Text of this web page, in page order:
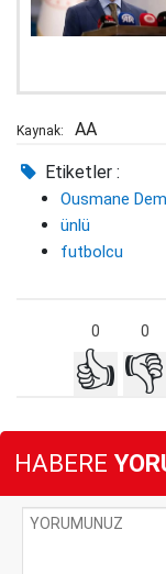
Kaynak: AA
Etiketler :
Ousmane
ünlü
futbolcu
0 0
👍 👎
HABERE